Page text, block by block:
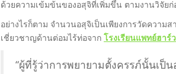
ด้วยความเข้มข้นของอสุจิที่เพิ่มขึ้น ตามงานวิจัย
อย่างไรก็ตาม จำนวนอสุจิเป็นเพียงการวัดควา
เชี่ยวชาญด้านต่อมไร้ท่อจาก โรงเรียนแพทย์ฮาร์
“ผู้ที่รู้ว่าการพยายามตั้งครรภ์นั้นเป็